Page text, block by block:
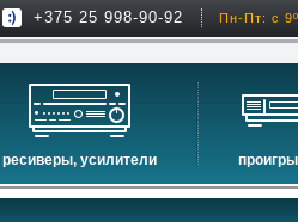
+375 25 998-90-92 Пн-Пт: с
ресиверы, усилители
проекторы
сетевые